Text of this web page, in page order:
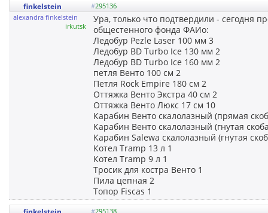
finkelstein #295136
alexandra finkelstein
irkutsk
Ура, только что подтвердили - сегодня
общестенного фонда ФАИо:
Ледобур Pezle Laser 100 мм 3
Ледобур BD Turbo Ice 130 мм 2
Ледобур BD Turbo Ice 160 мм 2
петля Венто 100 см 2
Петля Rock Empire 180 см 2
Оттяжка Венто Экстра 40 см 2
Оттяжка Венто Люкс 17 см 10
Карабин Венто скалолазный (прямая
Карабин Венто скалолазный (гнутая
Карабин Salewa скалолазный (гнутая
Котел Tramp 13 л 1
Котел Tramp 9 л 1
Тросик для костра Венто 1
Пила цепная 2
Топор Fiscas 1
#295138